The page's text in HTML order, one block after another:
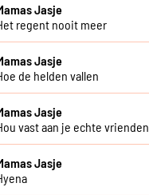
Jasje
regent nooit meer
Jasje
de helden vallen
Jasje
vast aan je echte vrienden
Jasje